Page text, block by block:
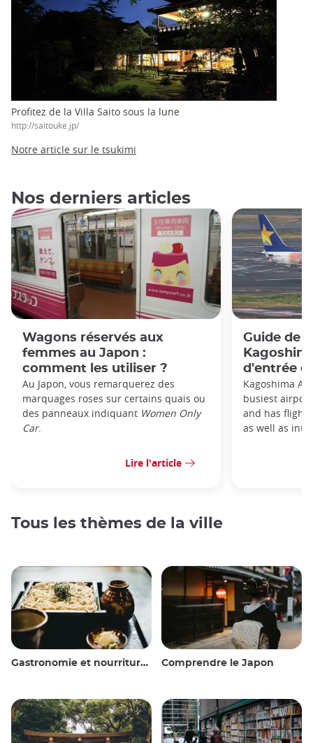
Profitez de la Villa Saito sous la lune
http://saitouke.jp/
Notre article sur le tsukimi
Nos derniers articles
Wagons réservés aux
femmes au Japon :
comment les utiliser ?
Au Japon, vous remarquerez des
marquages roses sur certains quais ou
des panneaux indiquant Women Only
Car.
Lire l'article
Guide de
d'entrée
Kagoshima
busiest
and has flights
as well as
Tous les thèmes de la ville
Gastronomie et nourriture japonaise Comprendre le Japon